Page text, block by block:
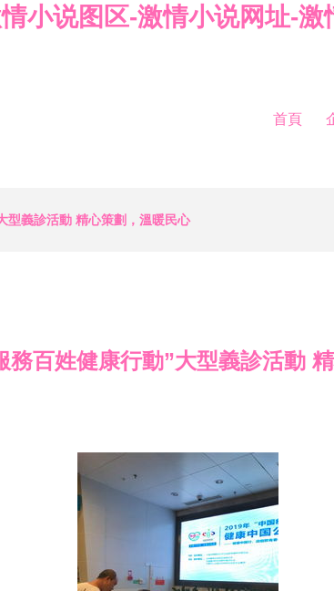
小说图区-激情小说网址-
首頁
型義診活動 精心策劃，溫暖民心
務百姓健康行動”大型義診活動